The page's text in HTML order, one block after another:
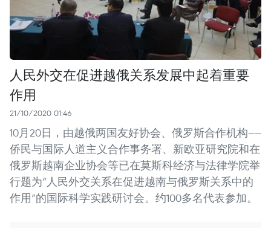
人民外交在促进越俄关系发展中起着重要
作用
21/10/2020 01:46
10月20日，由越俄两国友好协会、俄罗斯合作机构——
侨民与国际人道主义合作事务署、新欧亚研究院和在
俄罗斯越南企业协会等已在莫斯科经济与法律学院举
行题为“人民外交关系在促进越南与俄罗斯关系中的
作用”的国际科学实践研讨会。约100多名代表参加。